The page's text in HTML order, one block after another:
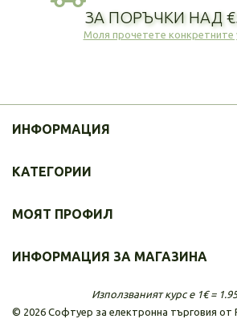
ЗА ПОРЪЧКИ НАД
Моля прочетете конкретните
ИНФОРМАЦИЯ
© 2026 Софтуер за електронна търговия от
КАТЕГОРИИ
МОЯТ ПРОФИЛ
ИНФОРМАЦИЯ ЗА МАГАЗИНА
Използваният курс е 1€ =